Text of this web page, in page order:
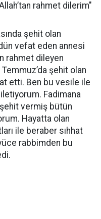
rahmet dilerim"
şehit olan
vefat eden annesi
rahmet dileyen
şehit olan
etti. Ben bu vesile ile
Fadimana
şehit vermiş bütün
Hayatta olan
ile beraber sıhhat
rabbimden bu